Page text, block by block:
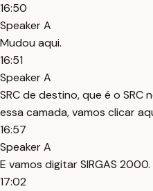
16:50
Speaker A
Mudou aqui.
16:51
Speaker A
SRC de destino, que é o
essa camada, vamos clicar
16:57
Speaker A
E vamos digitar SIRGAS 2000.
17:02